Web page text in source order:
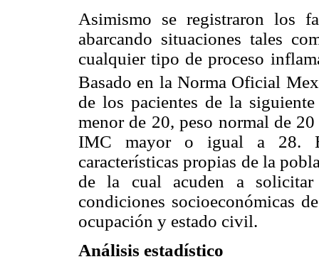
Asimismo se registraron los
abarcando situaciones tales
cualquier tipo de proceso
Basado en la Norma Oficial
de los pacientes de la
menor de 20, peso normal de
IMC mayor o igual a 28.
características propias de la
de la cual acuden a
condiciones socioeconómicas
ocupación y estado civil.
Análisis estadístico